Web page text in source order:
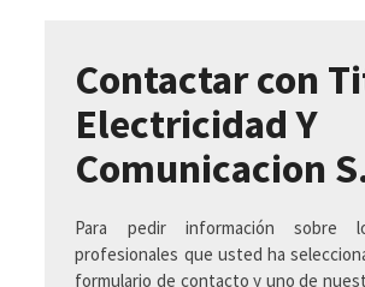
Contactar con
Electricidad Y
Comunicacion
Para pedir información sobre
profesionales que usted ha
formulario de contacto y uno de